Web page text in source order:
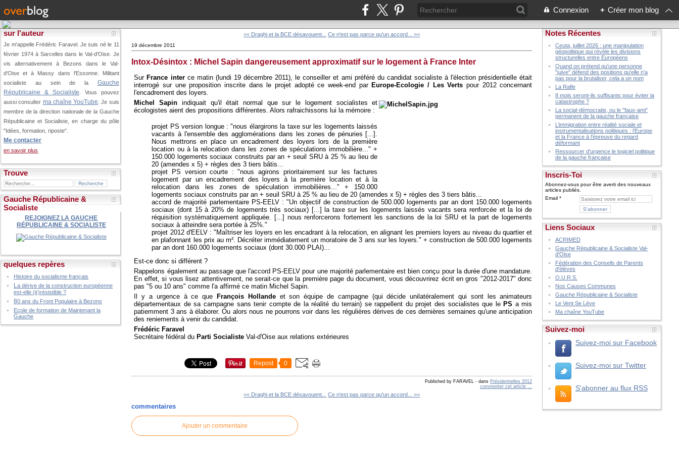
Connexion + Créer mon blog
sur l'auteur
Je m'appelle Frédéric Faravel. Je suis né le 11
février 1974 à Sarcelles dans le Val-d'Oise. Je
vis alternativement à Bezons dans le Val-
d'Oise et à Massy dans l'Essonne. Militant
socialiste au sein de la Gauche
Républicaine & Socialiste . Vous pouvez
aussi consulter ma chaîne YouTube . Je suis
membre de la direction nationale de la Gauche
Républicaine et Socialiste, en charge du pôle
"Idées, formation, riposte".
Me contacter
en savoir plus
Trouve
Gauche Républicaine &
Socialiste
REJOIGNEZ LA GAUCHE
RÉPUBLICAINE & SOCIALISTE
quelques repères
Histoire du socialisme français
La dérive de la construction européenne
est-elle (ir)résistible ?
80 ans du Front Populaire à Bezons
Ecole de formation de Maintenant la
Gauche
<< Draghi et la BCE désavouent... Ce n'est pas parce qu'un accord... >>
19 décembre 2011
Intox-Désintox : Michel Sapin dangereusement approximatif sur le logement à France Inter
SurFrance interce matin (lundi 19 décembre 2011), le conseiller et ami préféré du candidat socialiste à l'élection présidentielle était
interrogé sur une proposition inscrite dans le projet adopté ce week-end parEurope-Ecologie / Les Verts pour 2012 concernant
l'encadrement des loyers.
Michel Sapin indiquait qu'il était normal que sur le logement socialistes et
écologistes aient des propositions différentes. Alors rafraichissons lui la mémoire :
projet PS version longue : "nous élargirons la taxe sur les logements laissés
vacants à l'ensemble des agglomérations dans les zones de pénuries [...].
Nous mettrons en place un encadrement des loyers lors de la première
location ou à la relocation dans les zones de spéculations immobilière..." +
150.000 logements sociaux construits par an + seuil SRU à 25 % au lieu de
20 (amendes x 5) + règles des 3 tiers bâtis...
projet PS version courte : "nous agirons prioritairement sur les factures
logement par un encadrement des loyers à la première location et à la
relocation dans les zones de spéculation immobilières..." + 150.000
logements sociaux construits par an + seuil SRU à 25 % au lieu de 20 (amendes x 5) + règles des 3 tiers bâtis...
accord de majorité parlementaire PS-EELV : "Un objectif de construction de 500.000 logements par an dont 150.000 logements
sociaux (dont 15 à 20% de logements très sociaux) [...] la taxe sur les logements laissés vacants sera renforcée et la loi de
réquisition systématiquement appliquée. [...] nous renforcerons fortement les sanctions de la loi SRU et la part de logements
sociaux à atteindre sera portée à 25%."
projet 2012 d'EELV : "Maîtriser les loyers en les encadrant à la relocation, en alignant les premiers loyers au niveau du quartier et
en plafonnant les prix au m². Décréter immédiatement un moratoire de 3 ans sur les loyers." + construction de 500.000 logements
par an dont 160.000 logements sociaux (dont 30.000 PLAI)...
Est-ce donc si différent ?
Rappelons également au passage que l'accord PS-EELV pour une majorité parlementaire est bien conçu pour la durée d'une mandature.
En effet, si vous lisez attentivement, ne serait-ce que la première page du document, vous découvrirez écrit en gros "2012-2017" donc
pas "5 ou 10 ans" comme l'a affirmé ce matin Michel Sapin.
Il y a urgence à ce que François Hollandeet son équipe de campagne (qui décide unilatéralement qui sont les animateurs
départementaux de sa campagne sans tenir compte de la réalité du terrain) se rappellent du projet des socialistes que lePS a mis
patiemment 3 ans à élaborer. Ou alors nous ne pourrons voir dans les régulières dérives de ces dernières semaines qu'une anticipation
des reniements à venir du candidat.
Frédéric Faravel
Secrétaire fédéral duParti Socialiste Val-d'Oise aux relations extérieures
Repost 0
Published by FARAVEL - dans Présidentielles 2012
commenter cet article
<< Draghi et la BCE désavouent... Ce n'est pas parce qu'un accord... >>
commentaires
Ajouter un commentaire
Notes Récentes
Ceuta, juillet 2026 : une manipulation
géopolitique qui révèle les divisions
structurelles entre Européens
Quand on prétend qu'une personne
"juive" défend des positions qu'elle n'a
pas pour la brutaliser, cela a un nom
La Rafle
8 mois seront-ils suffisants pour éviter la
catastrophe ?
La social-démocratie, ou le "faux-ami"
permanent de la gauche française
L’immigration entre réalité sociale et
instrumentalisations politiques : l’Europe
et la France à l’épreuve du regard
déformant
Ressourcer d'urgence le logiciel politique
de la gauche française
Inscris-Toi
Abonnez-vous pour être averti des nouveaux
articles publiés.
Email
Liens Sociaux
ACRIMED
Gauche Républicaine & Socialiste Val-
d'Oise
Fédération des Conseils de Parents
d'élèves
O.U.R.S.
Nos Causes Communes
Gauche Républicaine & Socialiste
Le Vent Se Lève
Ma chaîne YouTube
Suivez-moi
Suivez-moi sur Facebook
Suivez-moi sur Twitter
S'abonner au flux RSS